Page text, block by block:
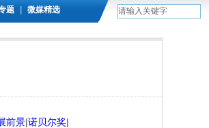
题 微媒精选
前景|诺贝尔奖|